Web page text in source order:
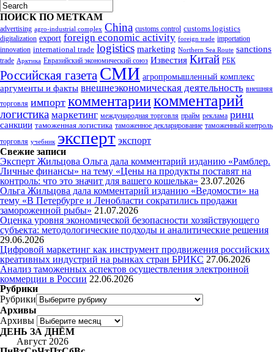
ПОИСК ПО МЕТКАМ
advertising agro-industrial complex China customs control customs logistics
digitalization export foreign economic activity foreign trade importation
innovation international trade logistics marketing Northern Sea Route sanctions
trade Арктика Евразийский экономический союз Известия Китай РБК
Российская газета СМИ агропромышленный комплекс
аргументы и факты внешнеэкономическая деятельность внешняя
торговля импорт комментариикомментарий
логистика маркетинг международная торговля прайм реклама ринц
санкции таможенная логистика таможенное декларирование таможенный контроль
торговля учебник эксперт экспорт
Свежие записи
Эксперт Жильцова Ольга дала комментарий изданию «Рамблер.
Личные финансы» на тему «Цены на продукты поставят на
контроль: что это значит для вашего кошелька» 23.07.2026
Ольга Жильцова дала комментарий изданию «Ведомости» на
тему «В Петербурге и Ленобласти сократились продажи
замороженной рыбы» 21.07.2026
Оценка уровня экономической безопасности хозяйствующего
субъекта: методологические подходы и аналитические решения
29.06.2026
Цифровой маркетинг как инструмент продвижения российских
креативных индустрий на рынках стран БРИКС 27.06.2026
Анализ таможенных аспектов осуществления электронной
коммерции в России 22.06.2026
Рубрики
Рубрики
Архивы
Архивы
ДЕНЬ ЗА ДНЁМ
Август 2026